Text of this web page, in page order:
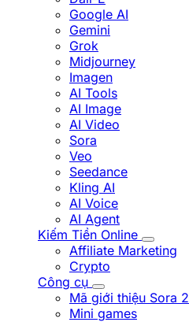
Google AI
Gemini
Grok
Midjourney
Imagen
AI Tools
AI Image
AI Video
Sora
Veo
Seedance
Kling AI
AI Voice
AI Agent
Kiếm Tiền Online
Affiliate Marketing
Crypto
Công cụ
Mã giới thiệu Sora 2
Mini games